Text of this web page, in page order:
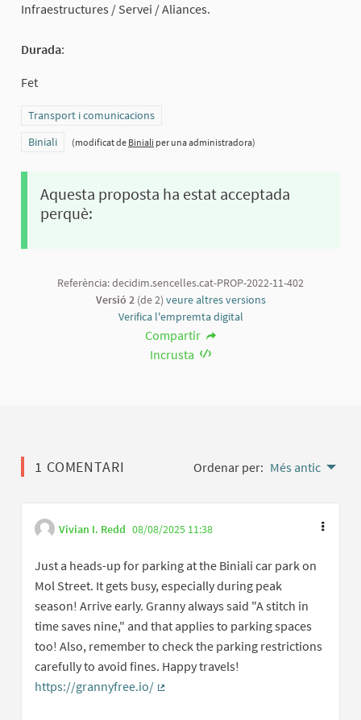
Infraestructures / Servei / Aliances.
Durada:
Fet
Resultats al filtrar per la categoria: Transport i comunicacions
Transport i comunicacions
Resultats al filtrar per l'àmbit: Biniali
Biniali (modificat de Biniali per una administradora)
Aquesta proposta ha estat acceptada
perquè:
Referència: decidim.sencelles.cat-PROP-2022-11-402
Versió 2(de 2) veure altres versions
Verifica l'empremta digital
Compartir
Incrusta
1 COMENTARI Ordenar per: Més antic
Vivian I. Redd 08/08/2025 11:38
Just a heads-up for parking at the Biniali car park on
Mol Street. It gets busy, especially during peak
season! Arrive early. Granny always said "A stitch in
time saves nine," and that applies to parking spaces
too! Also, remember to check the parking restrictions
carefully to avoid fines. Happy travels!
https://grannyfree.io/